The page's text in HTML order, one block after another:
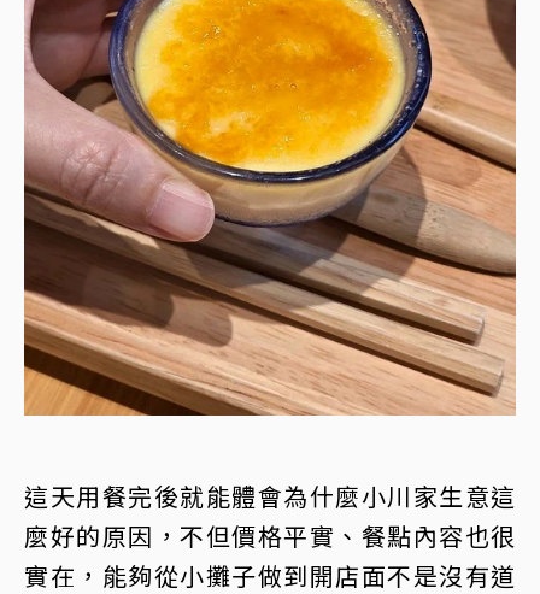
這天用餐完後就能體會為什麼小川家生意這
麼好的原因，不但價格平實、餐點內容也很
實在，能夠從小攤子做到開店面不是沒有道